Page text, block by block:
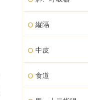
縦隔
中皮
食道